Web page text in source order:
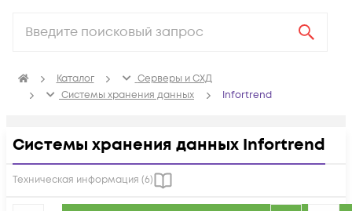
Каталог
Серверы и СХД
Системы хранения данных
Infortrend
Системы хранения данных Infortrend
Техническая информация (6)